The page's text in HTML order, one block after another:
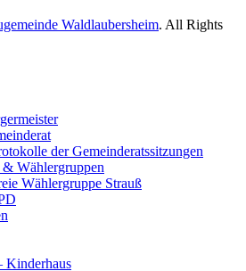
Waldlaubersheim. All Rights
der Gemeinderatssitzungen
& Wählergruppen
Wählergruppe Strauß
Kinderhaus